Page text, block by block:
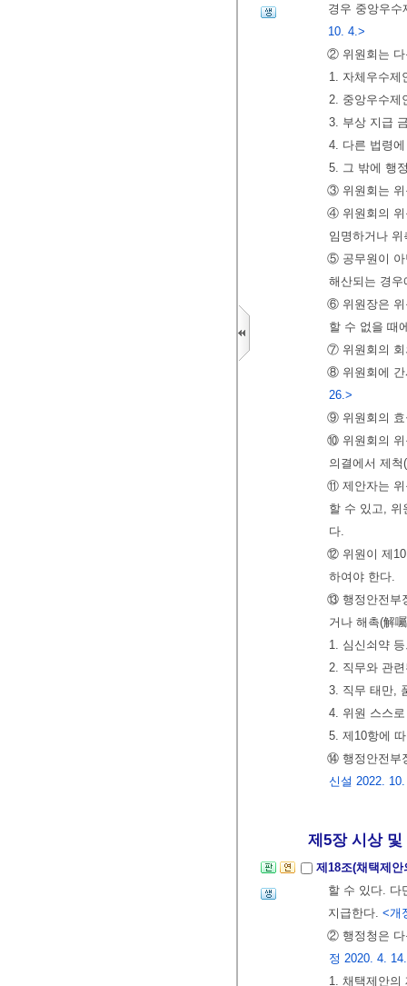
경우 중앙우수
10. 4.>
② 위원회는 다
1. 자체우수제
2. 중앙우수제
3. 부상 지급
4. 다른 법령
5. 그 밖에 행
③ 위원회는 위
④ 위원회의 위
임명하거나
⑤ 공무원이 아
해산되는 경
⑥ 위원장은 위
할 수 없을 때
⑦ 위원회의 회
⑧ 위원회에 간
26.>
⑨ 위원회의 효
⑩ 위원회의 위
의결에서 제척
⑪ 제안자는 위
할 수 있고, 위
다.
⑫ 위원이 제10
하여야 한다.
⑬ 행정안전부
거나 해촉(解
1. 심신쇠약
2. 직무와 관
3. 직무 태만,
4. 위원 스스
5. 제10항에
⑭ 행정안전부
신설 2022.
제5장 시상 및
제18조(채택제
할 수 있다. 다
지급한다. <개
② 행정청은 다
정 2020. 4.
1. 채택제안의